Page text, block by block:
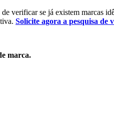
verificar se já existem marcas
Solicite agora a pesquisa de
marca.